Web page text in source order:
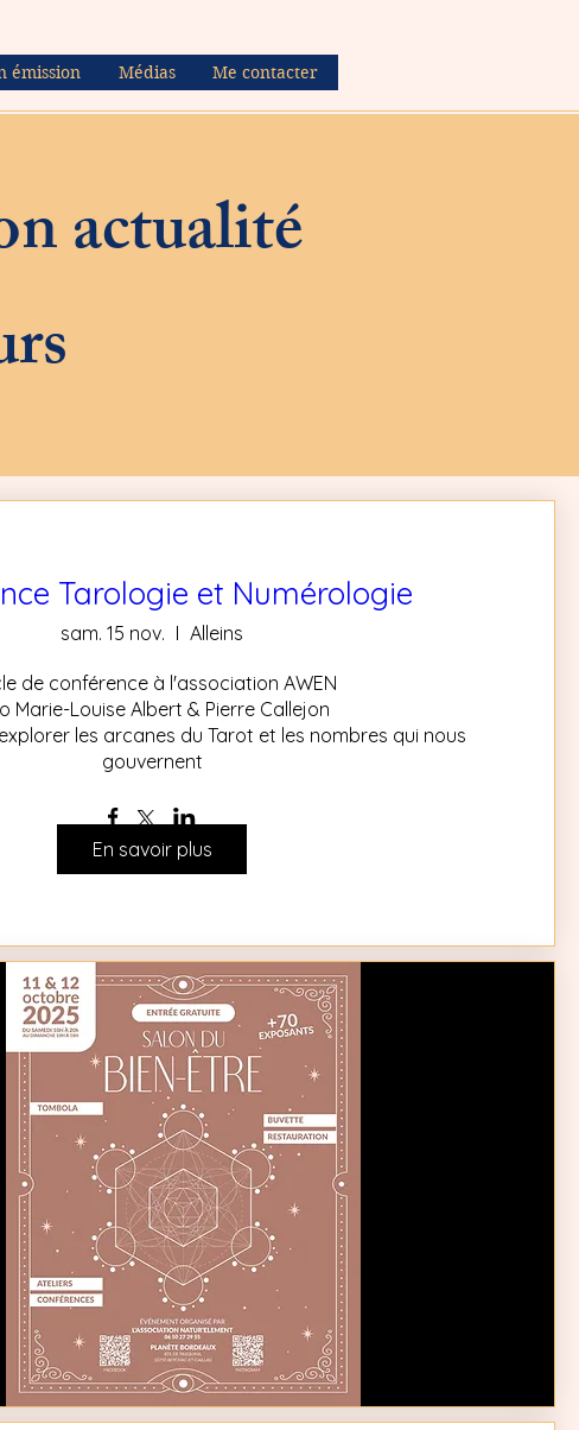
émission Médias Me contacter
actualité
Tarologie et Numérologie
sam. 15 nov. Alleins
de conférence à l'association AWEN
Marie-Louise Albert & Pierre Callejon
les arcanes du Tarot et les nombres qui nous
gouvernent
En savoir plus